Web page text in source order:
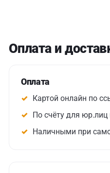
Оплата и
Оплата
Картой онлайн по
По счёту для
Наличными при